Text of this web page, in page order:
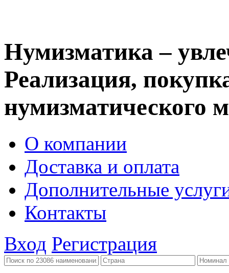
Нумизматика –
Реализация,
нумизматического
О компании
Доставка и оплата
Дополнительные
Контакты
Вход Регистрация